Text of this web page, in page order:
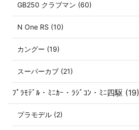
GB250 クラブマン (60)
N One RS (10)
カングー (19)
スーパーカブ (21)
ﾌﾟﾗﾓﾃﾞﾙ・ﾐﾆｶｰ・ﾗｼﾞｺﾝ・ﾐﾆ四駆 (19)
プラモデル (2)